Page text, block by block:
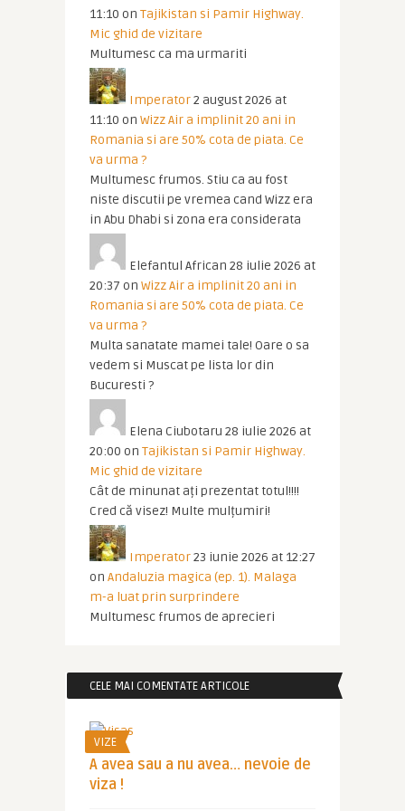
11:10 on Tajikistan si Pamir Highway.
Mic ghid de vizitare
Multumesc ca ma urmariti
Imperator2 august 2026 at
11:10 on Wizz Air a implinit 20 ani in
Romania si are 50% cota de piata. Ce
va urma ?
Multumesc frumos. Stiu ca au fost
niste discutii pe vremea cand Wizz era
in Abu Dhabi si zona era considerata
Elefantul African 28 iulie 2026 at
20:37 on Wizz Air a implinit 20 ani in
Romania si are 50% cota de piata. Ce
va urma ?
Multa sanatate mamei tale! Oare o sa
vedem si Muscat pe lista lor din
Bucuresti ?
Elena Ciubotaru 28 iulie 2026 at
20:00 on Tajikistan si Pamir Highway.
Mic ghid de vizitare
Cât de minunat ați prezentat totul!!!!
Cred că visez! Multe mulțumiri!
Imperator23 iunie 2026 at 12:27
on Andaluzia magica (ep. 1). Malaga
m-a luat prin surprindere
Multumesc frumos de aprecieri
CELE MAI COMENTATE ARTICOLE
VIZE
A avea sau a nu avea… nevoie de
viza !